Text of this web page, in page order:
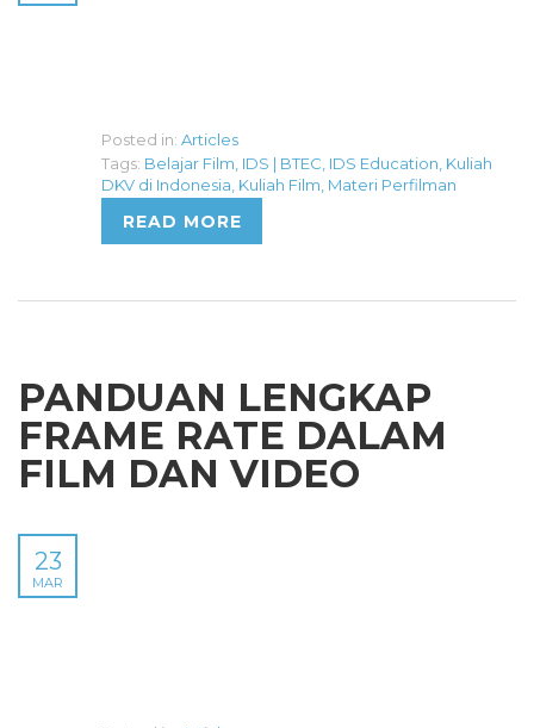
Posted in: Articles
Tags: Belajar Film, IDS | BTEC, IDS Education, Kuliah
DKV di Indonesia, Kuliah Film, Materi Perfilman
READ MORE
PANDUAN LENGKAP
FRAME RATE DALAM
FILM DAN VIDEO
23
MAR